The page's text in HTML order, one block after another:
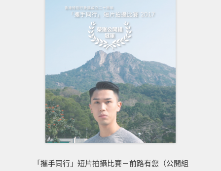
「攜手同行」短片拍攝比賽－前路有您（公開組